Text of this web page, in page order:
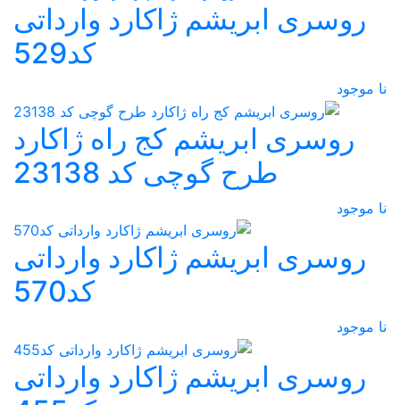
روسری ابریشم ژاکارد وارداتی
کد529
نا موجود
روسری ابریشم کج راه ژاکارد
طرح گوچی کد 23138
نا موجود
روسری ابریشم ژاکارد وارداتی
کد570
نا موجود
روسری ابریشم ژاکارد وارداتی